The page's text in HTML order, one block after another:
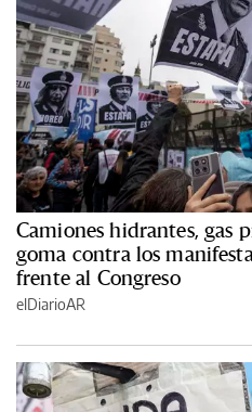
Camiones hidrantes, gas
goma contra los
frente al Congreso
elDiarioAR